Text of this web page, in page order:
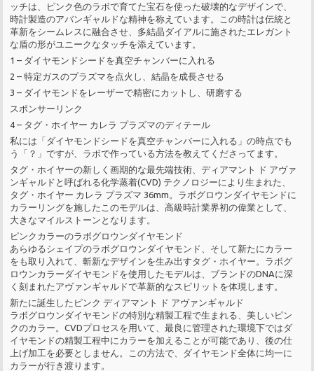
ッチは、ピンク色のラボで育てた宝石を使った破壊的なデザインで、
時計製造のアバンギャルドな精神を称えています。この時計は伝統と
革新をシームレスに融合させ、多結晶ダイアルに施されたエレガント
な盾の形がユニークなタッチを添えています。
1 – ダイヤモンドシードを真空チャンバーに入れる
2 – 特定ガスのプラズマを点火し、結晶を成長させる
3 – ダイヤモンドをレーザーで精密にカットし、研磨する
スポンサーリンク
4 – タグ・ホイヤー カレラ プラズマのディテール
私には「ダイヤモンドシードを真空チャンバーに入れる」の時点でも
う「？」ですが、ラボで作っている方法を教えてくださってます。
タグ・ホイヤーの新しく画期的な最先端技術、ディアマント ド アヴァ
ンギャルドと呼ばれる化学蒸着(CVD) テクノロジーにより生まれた、
タグ・ホイヤー カレラ プラズマ 36mm。ラボグロウンダイヤモンドに
カラーリングを施したこのモデルは、高級時計業界初の偉業として、
大きなマイルストーンとなります。
ピンクカラーのラボグロウンダイヤモンド
あらゆるシェイプのラボグロウンダイヤモンド、そして新たにカラー
をも取り入れて、斬新なデザインを生み出すタグ・ホイヤー。ラボグ
ロウンカラーダイヤモンドを使用したモデルは、ブランドのDNAに深
く刻まれたアヴァンギャルドで革新的なスピリットを体現します。
新たに誕生したピンク ディアマント ド アヴァンギャルド
ラボグロウンダイヤモンドの特別な精製工程で生まれる、美しいピン
クのカラー。CVDプロセスを用いて、最良に管理された環境下ではダ
イヤモンドの精製工程中にカラーを加えることが可能であり、後の仕
上げ加工を必要としません。この方法で、ダイヤモンド全体に均一に
カラーが行き渡ります。